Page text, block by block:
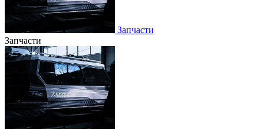
Запчасти
Запчасти